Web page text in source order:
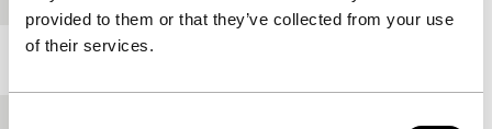
provided to them or that they’ve collected from your use
of their services.